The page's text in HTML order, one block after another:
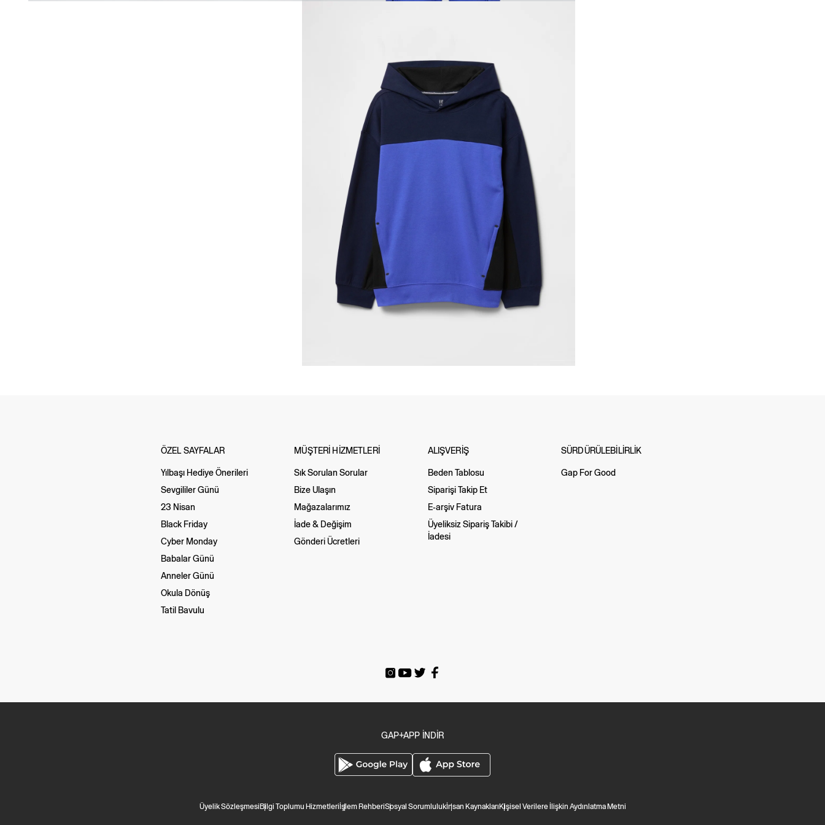
ÖZEL SAYFALAR
Yılbaşı Hediye Önerileri
Sevgililer Günü
23 Nisan
Black Friday
Cyber Monday
Babalar Günü
Anneler Günü
Okula Dönüş
Tatil Bavulu
MÜŞTERİ HİZMETLERİ
Sık Sorulan Sorular
Bize Ulaşın
Mağazalarımız
İade & Değişim
Gönderi Ücretleri
ALIŞVERİŞ
Beden Tablosu
Siparişi Takip Et
E-arşiv Fatura
Üyeliksiz Sipariş Takibi /
İadesi
SÜRDÜRÜLEBİLİRLİK
Gap For Good
GAP+APP İNDİR
Üyelik SözleşmesiBilgi Toplumu Hizmetleriİşlem RehberiSosyal Sorumlulukİnsan KaynaklarıKişisel Verilere İlişkin Aydınlatma Metni